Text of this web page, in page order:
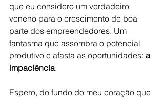
que eu considero um verdadeiro
veneno para o crescimento de boa
parte dos empreendedores. Um
fantasma que assombra o potencial
produtivo e afasta as oportunidades: a
impaciência.
Espero, do fundo do meu coração que